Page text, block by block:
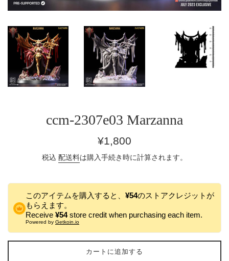
ccm-2307e03 Marzanna
通
価
¥1,800
税込 配送料は購入手続き時に計算されます。
このアイテムを購入すると、 ¥54のストアクレジットが
もらえます。
Receive ¥54store credit when purchasing each item.
Powered by Getkoin.io
カートに追加する